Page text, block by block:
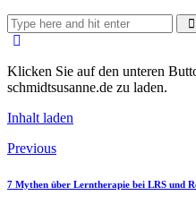
Klicken Sie auf den unteren
schmidtsusanne.de zu laden.
Inhalt laden
Beitragsnavigation
Previous
7 Mythen über Lerntherapie bei LRS und